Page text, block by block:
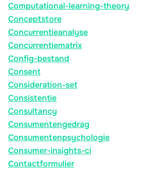
Computational-learning-theory
Conceptstore
Concurrentieanalyse
Concurrentiematrix
Config-bestand
Consent
Consideration-set
Consistentie
Consultancy
Consumentengedrag
Consumentenpsychologie
Consumer-insights-ci
Contactformulier